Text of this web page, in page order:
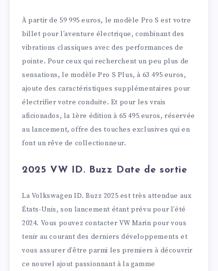
À partir de 59 995 euros, le modèle Pro S est votre
billet pour l’aventure électrique, combinant des
vibrations classiques avec des performances de
pointe. Pour ceux qui recherchent un peu plus de
sensations, le modèle Pro S Plus, à 63 495 euros,
ajoute des caractéristiques supplémentaires pour
électrifier votre conduite. Et pour les vrais
aficionados, la 1ère édition à 65 495 euros, réservée
au lancement, offre des touches exclusives qui en
font un rêve de collectionneur.
2025 VW ID. Buzz Date de sortie
La Volkswagen ID. Buzz 2025 est très attendue aux
États-Unis, son lancement étant prévu pour l’été
2024. Vous pouvez contacter VW Marin pour vous
tenir au courant des derniers développements et
vous assurer d’être parmi les premiers à découvrir
ce nouvel ajout passionnant à la gamme